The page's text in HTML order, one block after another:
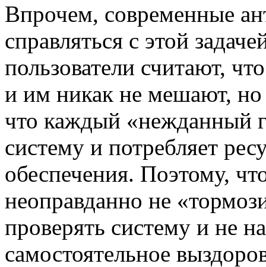
Впрочем, современные
справляться с этой
пользователи считают,
и им никак не мешают, но
что каждый «нежданный
систему и потребляет
обеспечения. Поэтому,
неоправданно не
проверять систему и не
самостоятельное